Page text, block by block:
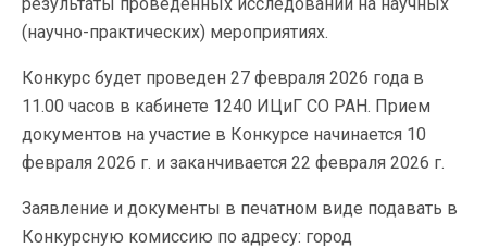
(научно-практических) мероприятиях.
Конкурс будет проведен 27 февраля 2026 года в
11.00 часов в кабинете 1240 ИЦиГ СО РАН. Прием
документов на участие в Конкурсе начинается 10
февраля 2026 г. и заканчивается 22 февраля 2026 г.
Заявление и документы в печатном виде подавать в
Конкурсную комиссию по адресу: город